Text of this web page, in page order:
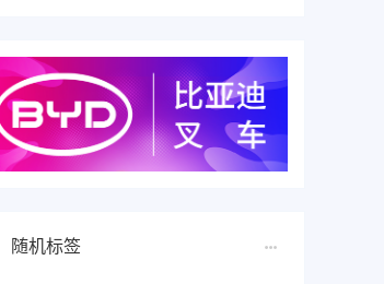
随机标签